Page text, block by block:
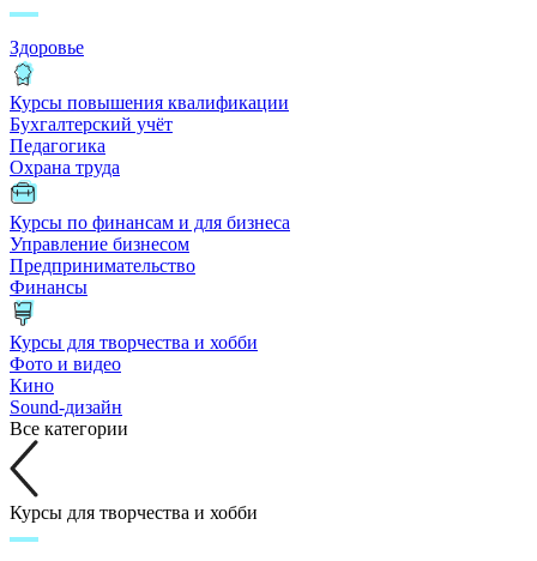
Здоровье
Курсы повышения квалификации
Бухгалтерский учёт
Педагогика
Охрана труда
Курсы по финансам и для бизнеса
Управление бизнесом
Предпринимательство
Финансы
Курсы для творчества и хобби
Фото и видео
Кино
Sound-дизайн
Все категории
Курсы для творчества и хобби